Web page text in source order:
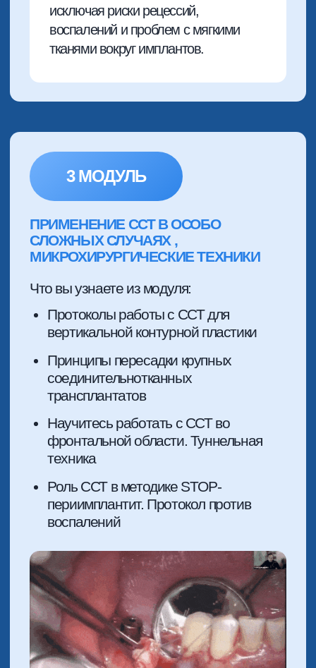
Видео-протокол с пошаговыми
безопасной работы
Как спланировать забор блока
нужного размера для
дальнейшей аугментации
Полный разбор 3-х методик забора
блока: Piezo, протекторы, прямой
наконечник
блока с наружной косой линии и
подбородка
Необходимый инструментарий
для удобной работ
Что вы узнаете из модуля:
2 МОДУЛЬ
ЭТАПЫ И МЕТОДИКИ ЗАБОРА
КОСТНОГО БЛОКА
РЕЗУЛЬТАТ ПОСЛЕ
костной аугментации. Я расскажу вам,
как пошагово выстроить операцию,
чтобы избежать интраоперационных и
послеоперационных осложнений.